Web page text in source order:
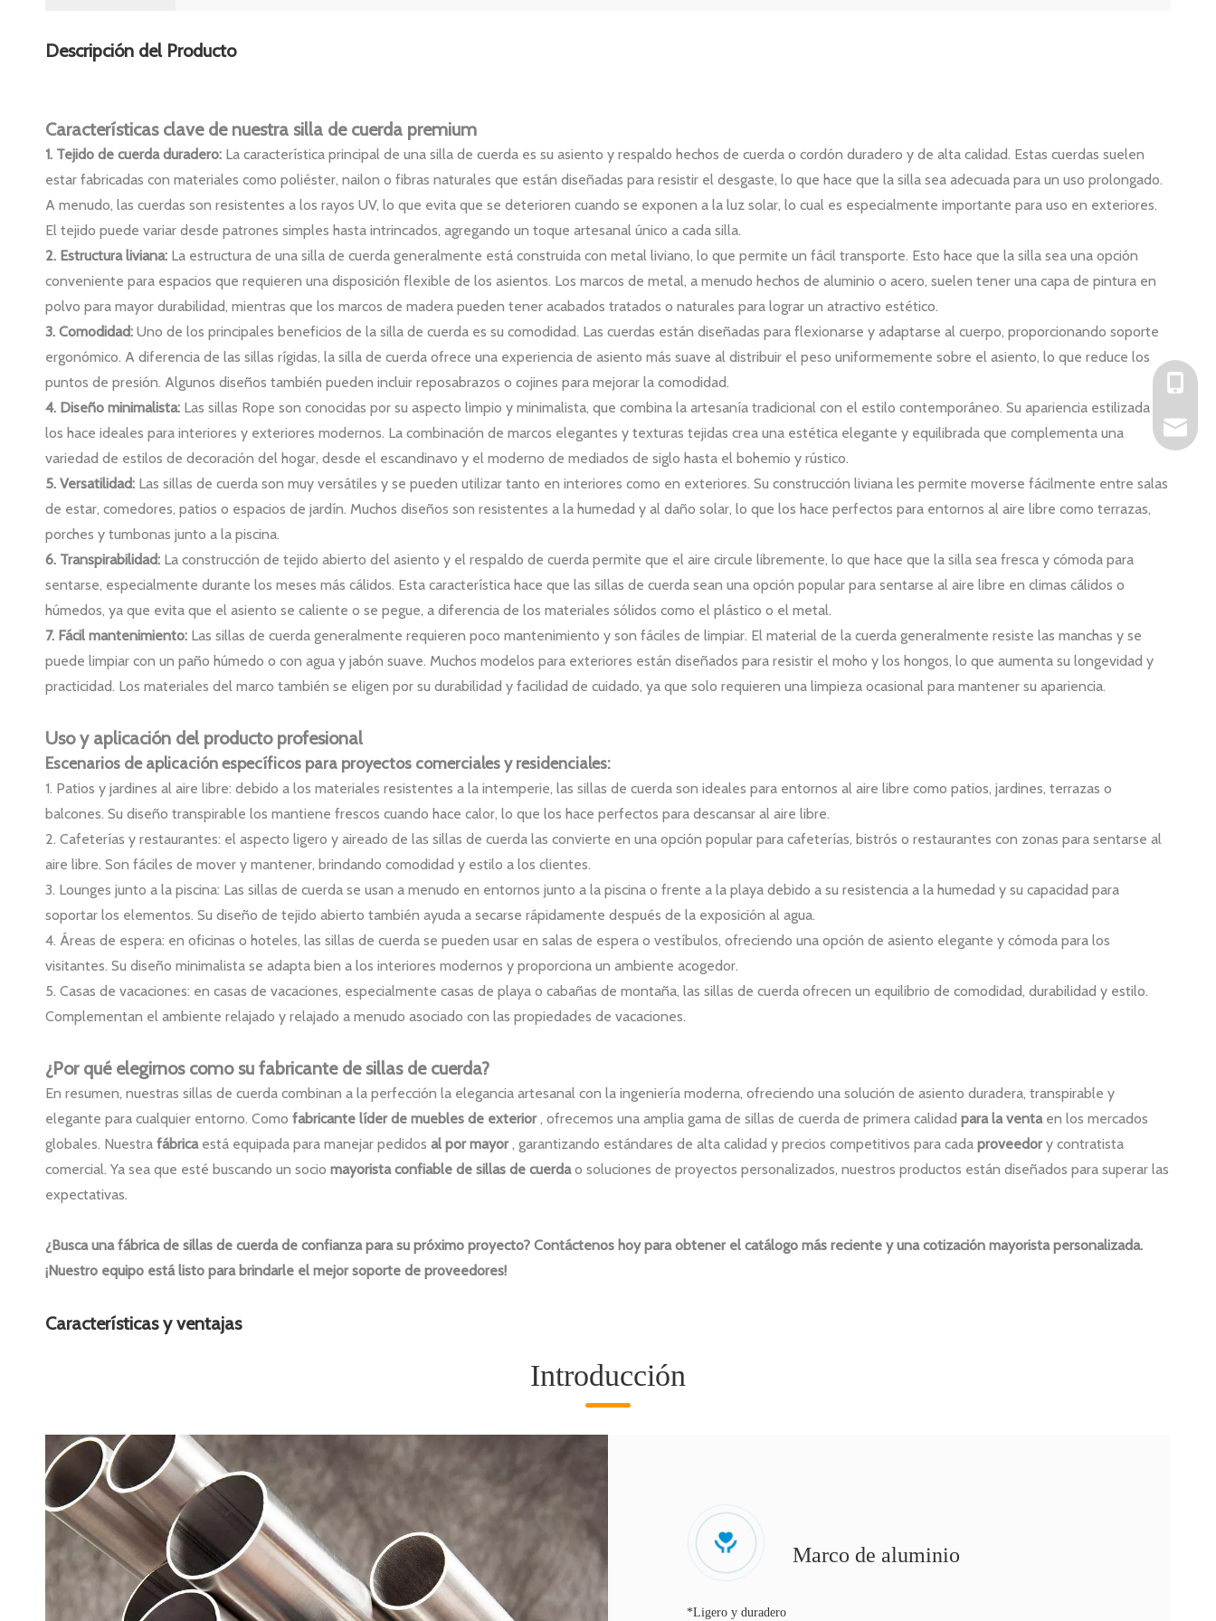
Descripción del Producto
Características clave de nuestra silla de cuerda premium
1. Tejido de cuerda duradero: La característica principal de una silla de cuerda es su asiento y respaldo hechos de cuerda o cordón duradero y de alta calidad. Estas cuerdas suelen
estar fabricadas con materiales como poliéster, nailon o fibras naturales que están diseñadas para resistir el desgaste, lo que hace que la silla sea adecuada para un uso prolongado.
A menudo, las cuerdas son resistentes a los rayos UV, lo que evita que se deterioren cuando se exponen a la luz solar, lo cual es especialmente importante para uso en exteriores.
El tejido puede variar desde patrones simples hasta intrincados, agregando un toque artesanal único a cada silla.
2. Estructura liviana: La estructura de una silla de cuerda generalmente está construida con metal liviano, lo que permite un fácil transporte. Esto hace que la silla sea una opción
conveniente para espacios que requieren una disposición flexible de los asientos. Los marcos de metal, a menudo hechos de aluminio o acero, suelen tener una capa de pintura en
polvo para mayor durabilidad, mientras que los marcos de madera pueden tener acabados tratados o naturales para lograr un atractivo estético.
3. Comodidad: Uno de los principales beneficios de la silla de cuerda es su comodidad. Las cuerdas están diseñadas para flexionarse y adaptarse al cuerpo, proporcionando soporte
ergonómico. A diferencia de las sillas rígidas, la silla de cuerda ofrece una experiencia de asiento más suave al distribuir el peso uniformemente sobre el asiento, lo que reduce los
puntos de presión. Algunos diseños también pueden incluir reposabrazos o cojines para mejorar la comodidad.
4. Diseño minimalista: Las sillas Rope son conocidas por su aspecto limpio y minimalista, que combina la artesanía tradicional con el estilo contemporáneo. Su apariencia estilizada
los hace ideales para interiores y exteriores modernos. La combinación de marcos elegantes y texturas tejidas crea una estética elegante y equilibrada que complementa una
variedad de estilos de decoración del hogar, desde el escandinavo y el moderno de mediados de siglo hasta el bohemio y rústico.
5. Versatilidad: Las sillas de cuerda son muy versátiles y se pueden utilizar tanto en interiores como en exteriores. Su construcción liviana les permite moverse fácilmente entre salas
de estar, comedores, patios o espacios de jardín. Muchos diseños son resistentes a la humedad y al daño solar, lo que los hace perfectos para entornos al aire libre como terrazas,
porches y tumbonas junto a la piscina.
6. Transpirabilidad: La construcción de tejido abierto del asiento y el respaldo de cuerda permite que el aire circule libremente, lo que hace que la silla sea fresca y cómoda para
sentarse, especialmente durante los meses más cálidos. Esta característica hace que las sillas de cuerda sean una opción popular para sentarse al aire libre en climas cálidos o
húmedos, ya que evita que el asiento se caliente o se pegue, a diferencia de los materiales sólidos como el plástico o el metal.
7. Fácil mantenimiento: Las sillas de cuerda generalmente requieren poco mantenimiento y son fáciles de limpiar. El material de la cuerda generalmente resiste las manchas y se
puede limpiar con un paño húmedo o con agua y jabón suave. Muchos modelos para exteriores están diseñados para resistir el moho y los hongos, lo que aumenta su longevidad y
practicidad. Los materiales del marco también se eligen por su durabilidad y facilidad de cuidado, ya que solo requieren una limpieza ocasional para mantener su apariencia.
Uso y aplicación del producto profesional
Escenarios de aplicación específicos para proyectos comerciales y residenciales:
1. Patios y jardines al aire libre: debido a los materiales resistentes a la intemperie, las sillas de cuerda son ideales para entornos al aire libre como patios, jardines, terrazas o
balcones. Su diseño transpirable los mantiene frescos cuando hace calor, lo que los hace perfectos para descansar al aire libre.
2. Cafeterías y restaurantes: el aspecto ligero y aireado de las sillas de cuerda las convierte en una opción popular para cafeterías, bistrós o restaurantes con zonas para sentarse al
aire libre. Son fáciles de mover y mantener, brindando comodidad y estilo a los clientes.
3. Lounges junto a la piscina: Las sillas de cuerda se usan a menudo en entornos junto a la piscina o frente a la playa debido a su resistencia a la humedad y su capacidad para
soportar los elementos. Su diseño de tejido abierto también ayuda a secarse rápidamente después de la exposición al agua.
4. Áreas de espera: en oficinas o hoteles, las sillas de cuerda se pueden usar en salas de espera o vestíbulos, ofreciendo una opción de asiento elegante y cómoda para los
visitantes. Su diseño minimalista se adapta bien a los interiores modernos y proporciona un ambiente acogedor.
5. Casas de vacaciones: en casas de vacaciones, especialmente casas de playa o cabañas de montaña, las sillas de cuerda ofrecen un equilibrio de comodidad, durabilidad y estilo.
Complementan el ambiente relajado y relajado a menudo asociado con las propiedades de vacaciones.
¿Por qué elegirnos como su fabricante de sillas de cuerda?
En resumen, nuestras sillas de cuerda combinan a la perfección la elegancia artesanal con la ingeniería moderna, ofreciendo una solución de asiento duradera, transpirable y
elegante para cualquier entorno. Como fabricante líder de muebles de exterior, ofrecemos una amplia gama de sillas de cuerda de primera calidad para la venta en los mercados
globales. Nuestra fábrica está equipada para manejar pedidos al por mayor, garantizando estándares de alta calidad y precios competitivos para cada proveedory contratista
comercial. Ya sea que esté buscando un socio mayorista confiable de sillas de cuerdao soluciones de proyectos personalizados, nuestros productos están diseñados para superar las
expectativas.
¿Busca una fábrica de sillas de cuerda de confianza para su próximo proyecto? Contáctenos hoy para obtener el catálogo más reciente y una cotización mayorista personalizada.
¡Nuestro equipo está listo para brindarle el mejor soporte de proveedores!
Características y ventajas
Introducción
Marco de aluminio
*Ligero y duradero
+86-